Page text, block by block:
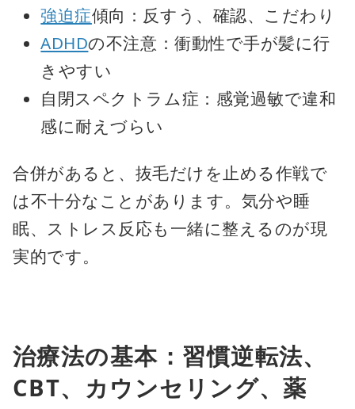
強迫症傾向：反すう、確認、こだわり
ADHDの不注意：衝動性で手が髪に行
きやすい
自閉スペクトラム症：感覚過敏で違和
感に耐えづらい
合併があると、抜毛だけを止める作戦で
は不十分なことがあります。気分や睡
眠、ストレス反応も一緒に整えるのが現
実的です。
治療法の基本：習慣逆転法、
CBT、カウンセリング、薬